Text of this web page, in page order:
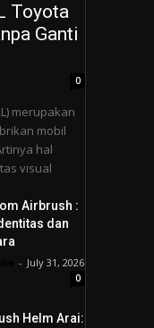
Toyota
Ganti
0
merupakan
mobil
hal
visual
Airbrush :
dan
- July 31, 2026
0
Helm Arai: